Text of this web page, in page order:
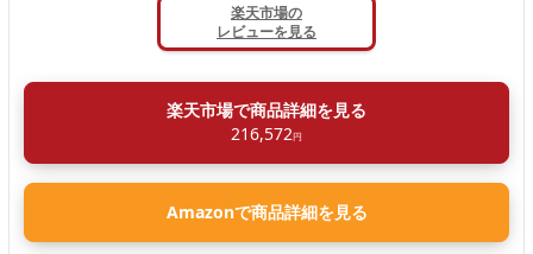
楽天市場の
レビューを見る
楽天市場で商品詳細を見る
216,572円
Amazonで商品詳細を見る